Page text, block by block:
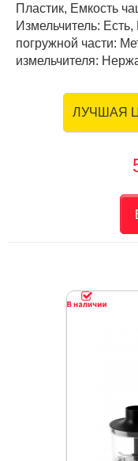
Пластик, Емкость
Измельчитель:
погружной части:
измельчителя:
ЛУЧШАЯ